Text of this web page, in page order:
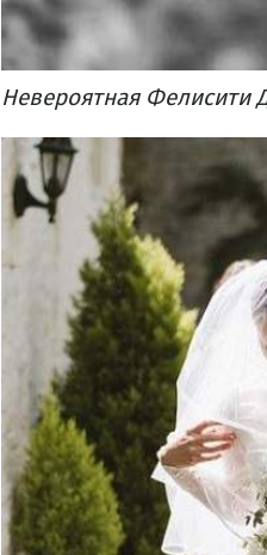
Невероятная Фелисити